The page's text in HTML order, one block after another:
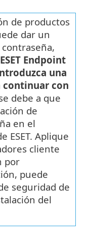
de productos
dar un
Endpoint
una
continuar con
debe a que
de
en el
ESET. Aplique
cliente
por
puede
seguridad de
del